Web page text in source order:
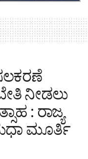
ನೀಡಲು
: ರಾಜ್ಯ
ಮೂರ್ತಿ